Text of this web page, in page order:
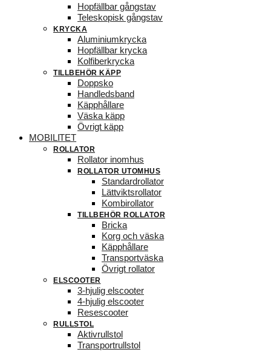
Hopfällbar gångstav
Teleskopisk gångstav
KRYCKA
Aluminiumkrycka
Hopfällbar krycka
Kolfiberkrycka
TILLBEHÖR KÄPP
Doppsko
Handledsband
Käpphållare
Väska käpp
Övrigt käpp
MOBILITET
ROLLATOR
Rollator inomhus
ROLLATOR UTOMHUS
Standardrollator
Lättviktsrollator
Kombirollator
TILLBEHÖR ROLLATOR
Bricka
Korg och väska
Käpphållare
Transportväska
Övrigt rollator
ELSCOOTER
3-hjulig elscooter
4-hjulig elscooter
Resescooter
RULLSTOL
Aktivrullstol
Transportrullstol